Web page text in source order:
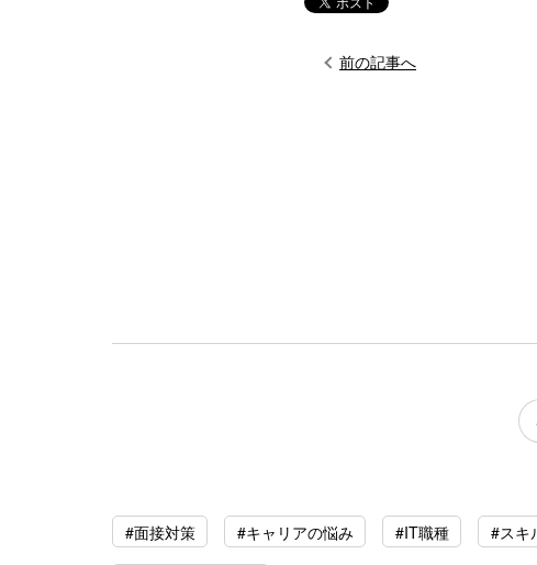
前の記事へ
#面接対策 #キャリアの悩み #IT職種 #スキ